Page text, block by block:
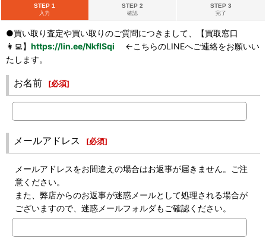
STEP 1
入力
STEP 2
確認
STEP 3
完了
●買い取り査定や買い取りのご質問につきまして、【買取窓口
👩‍💻】 https://lin.ee/NkflSqi ←こちらのLINEへご連絡をお願いい
たします。
お名前 [必須]
メールアドレス [必須]
メールアドレスをお間違えの場合はお返事が届きません。ご注
意ください。
また、弊店からのお返事が迷惑メールとして処理される場合が
ございますので、迷惑メールフォルダもご確認ください。